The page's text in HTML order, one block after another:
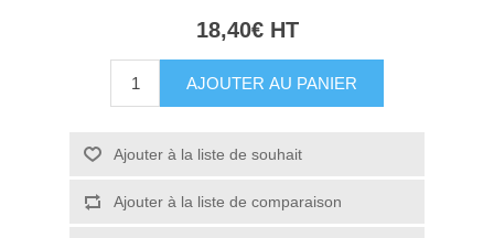
18,40€ HT
AJOUTER AU PANIER
Ajouter à la liste de souhait
Ajouter à la liste de comparaison